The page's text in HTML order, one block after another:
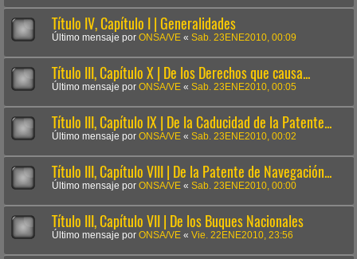
Título IV, Capítulo I | Generalidades
Último mensaje por ONSA/VE « Sab. 23ENE2010, 00:09
Título III, Capítulo X | De los Derechos que causa...
Último mensaje por ONSA/VE « Sab. 23ENE2010, 00:05
Título III, Capítulo IX | De la Caducidad de la Patente...
Último mensaje por ONSA/VE « Sab. 23ENE2010, 00:02
Título III, Capítulo VIII | De la Patente de Navegación...
Último mensaje por ONSA/VE « Sab. 23ENE2010, 00:00
Título III, Capítulo VII | De los Buques Nacionales
Último mensaje por ONSA/VE « Vie. 22ENE2010, 23:56